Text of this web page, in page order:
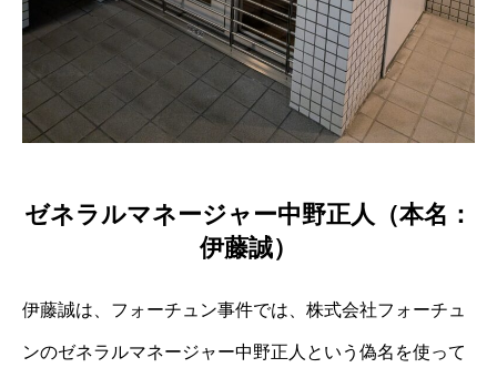
ゼネラルマネージャー中野正人（本名：
伊藤誠）
伊藤誠は、フォーチュン事件では、株式会社フォーチュ
ンのゼネラルマネージャー中野正人という偽名を使って